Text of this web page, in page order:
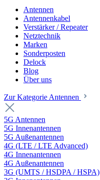
Antennen
Antennenkabel
Verstärker / Repeater
Netztechnik
Marken
Sonderposten
Delock
Blog
Über uns
Zur Kategorie Antennen
5G Antennen
5G Innenantennen
5G Außenantennen
4G (LTE / LTE Advanced)
4G Innenantennen
4G Außenantennen
3G (UMTS / HSDPA / HSPA)